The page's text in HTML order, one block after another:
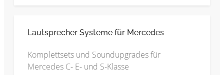
Lautsprecher Systeme für Mercedes
Komplettsets und Soundupgrades für
Mercedes C- E- und S-Klasse